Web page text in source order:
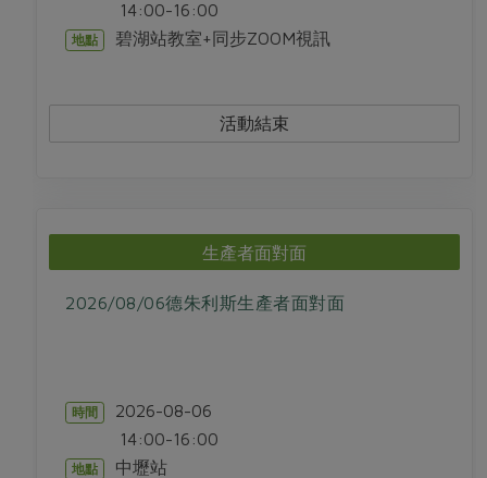
14:00-16:00
地點 碧湖站教室+同步ZOOM視訊
活動結束
生產者面對面
2026/08/06德朱利斯生產者面對面
時間 2026-08-06
14:00-16:00
地點 中壢站